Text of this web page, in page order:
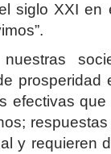
siglo XXI en
prosperidad
efectivas
y requieren